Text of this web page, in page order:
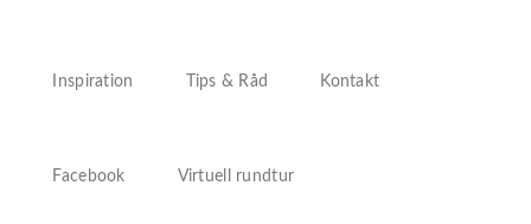
Inspiration Tips & Råd Kontakt
Facebook Virtuell rundtur